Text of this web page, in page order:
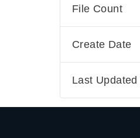
File Count
Create Date
Last Updated